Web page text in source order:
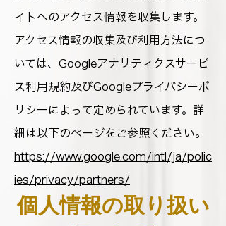
イトへのアクセス情報を収集します。
アクセス情報の収集及び利用方法につ
いては、Googleアナリティクスサービ
ス利用規約及びGoogleプライバシーポ
リシーによって定められています。詳
細は以下のページをご参照ください。
https://www.google.com/intl/ja/polic
ies/privacy/partners/
個人情報の取り扱い